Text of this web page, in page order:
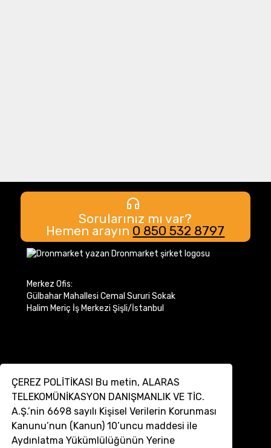
ÇEREZ POLİTİKASI Bu metin, ALARAS
TELEKOMÜNİKASYON DANIŞMANLIK VE TİC.
A.Ş.’nin 6698 sayılı Kişisel Verilerin Korunması
Kanunu’nun (Kanun) 10’uncu maddesi ile
Aydınlatma Yükümlülüğünün Yerine
Sorularınız mı var?
Hemen arayın 0 850 532 8797
Merkez Ofis:
Gülbahar Mahallesi Cemal Sururi Sokak
Halim Meriç İş Merkezi Şişli/İstanbul
İletişim